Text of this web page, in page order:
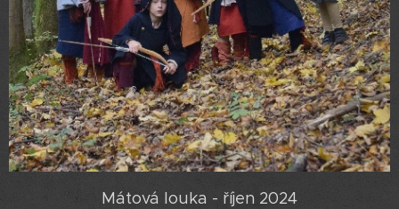
Mátová louka - říjen 2024